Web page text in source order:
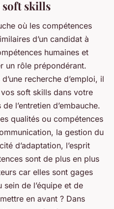
soft skills
où les compétences
d’un candidat à
humaines et
un rôle prépondérant.
recherche d’emploi, il
soft skills dans votre
l’entretien d’embauche.
qualités ou compétences
la gestion du
d’adaptation, l’esprit
sont de plus en plus
car elles sont gages
sein de l’équipe et de
en avant ? Dans